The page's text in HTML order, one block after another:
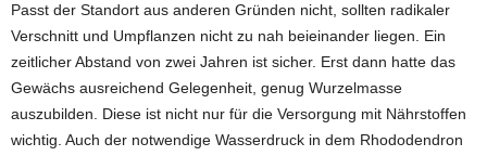
Passt der Standort aus anderen Gründen nicht, sollten radikaler
Verschnitt und Umpflanzen nicht zu nah beieinander liegen. Ein
zeitlicher Abstand von zwei Jahren ist sicher. Erst dann hatte das
Gewächs ausreichend Gelegenheit, genug Wurzelmasse
auszubilden. Diese ist nicht nur für die Versorgung mit Nährstoffen
wichtig. Auch der notwendige Wasserdruck in dem Rhododendron